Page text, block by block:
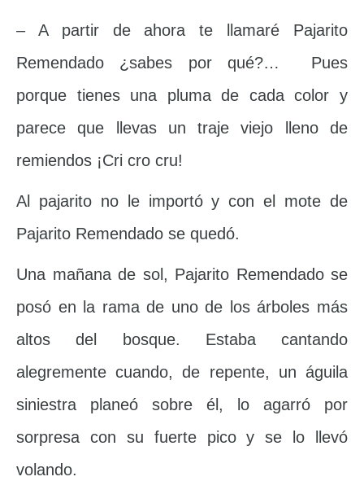
– A partir de ahora te llamaré Pajarito
Remendado ¿sabes por qué?… Pues
porque tienes una pluma de cada color y
parece que llevas un traje viejo lleno de
remiendos ¡Cri cro cru!
Al pajarito no le importó y con el mote de
Pajarito Remendado se quedó.
Una mañana de sol, Pajarito Remendado se
posó en la rama de uno de los árboles más
altos del bosque. Estaba cantando
alegremente cuando, de repente, un águila
siniestra planeó sobre él, lo agarró por
sorpresa con su fuerte pico y se lo llevó
volando.